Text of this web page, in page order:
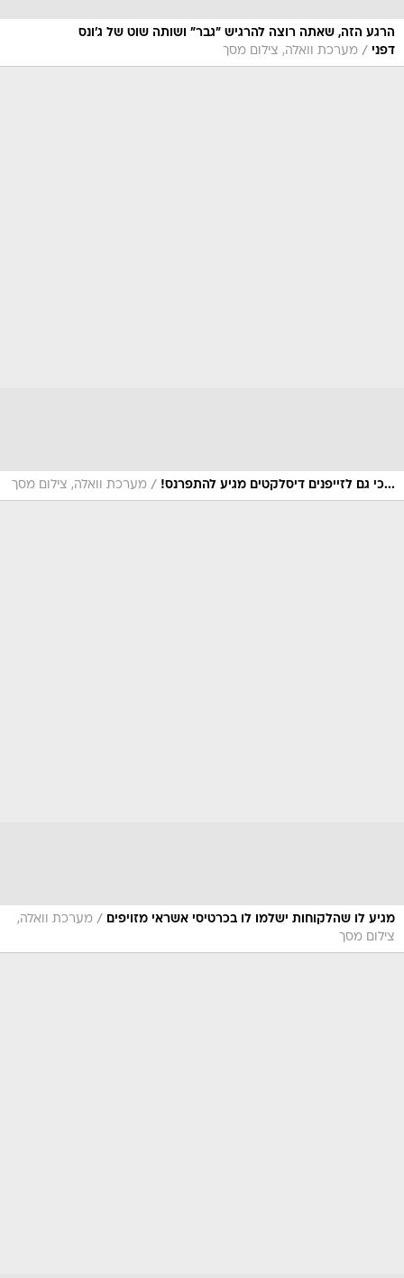
הרגע הזה, שאתה רוצה להרגיש "גבר" ושותה שוט של ג'ונס
דפני / מערכת וואלה, צילום מסך
...כי גם לזייפנים דיסלקטים מגיע להתפרנס! / מערכת וואלה, צילום מסך
מגיע לו שהלקוחות ישלמו לו בכרטיסי אשראי מזויפים / מערכת וואלה,
צילום מסך